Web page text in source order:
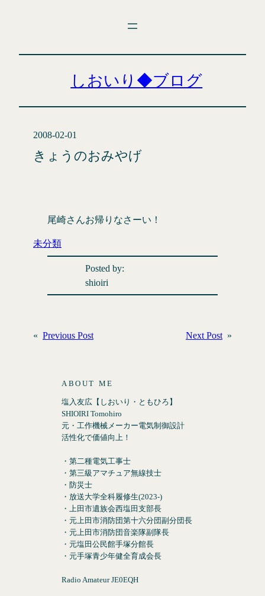
しおいり◆ブログ
2008-02-01
きょうのおみやげ
尾崎さんお帰りなさーい！
未分類
Posted by:
shioiri
« Previous Post Next Post »
ABOUT ME
塩入友広【しおいり・ともひろ】
SHIOIRI Tomohiro
元・工作機械メーカー電気制御設計
活性化で価値向上！
・第二種電気工事士
・第三級アマチュア無線技士
・防災士
・放送大学全科履修生(2023-)
・上田市遺族会西塩田支部長
・元上田市消防団第十六分団副分団長
・元上田市消防団音楽隊副隊長
・元塩田公民館手塚分館長
・元手塚青少年健全育成会長
Radio Amateur JE0EQH